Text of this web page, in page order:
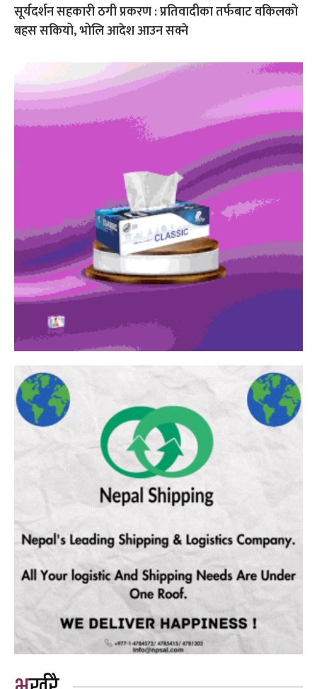
सूर्यदर्शन सहकारी ठगी प्रकरण : प्रतिवादीका तर्फबाट वकिलको
बहस सकियो, भोलि आदेश आउन सक्ने